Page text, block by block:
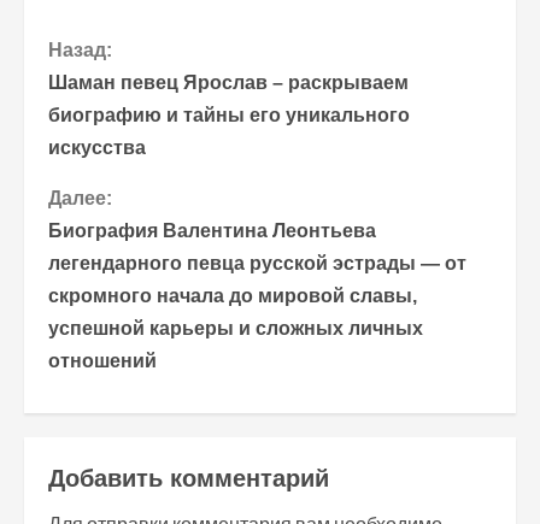
П
р
о
д
о
л
ж
и
т
ь
Назад:
Шаман певец Ярослав – раскрываем
биографию и тайны его уникального
искусства
Далее:
Биография Валентина Леонтьева
легендарного певца русской эстрады — от
скромного начала до мировой славы,
успешной карьеры и сложных личных
отношений
Добавить комментарий